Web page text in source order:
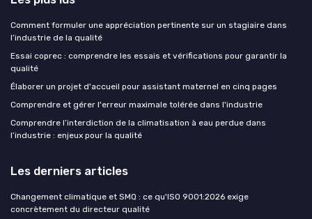
Comment formuler une appréciation pertinente sur un stagiaire dans
l’industrie de la qualité
Essai coprec : comprendre les essais et vérifications pour garantir la
qualité
Élaborer un projet d'accueil pour assistant maternel en cinq pages
Comprendre et gérer l'erreur maximale tolérée dans l'industrie
Comprendre l’interdiction de la climatisation à eau perdue dans
l’industrie : enjeux pour la qualité
Les derniers articles
Changement climatique et SMQ : ce qu'ISO 9001:2026 exige
concrètement du directeur qualité